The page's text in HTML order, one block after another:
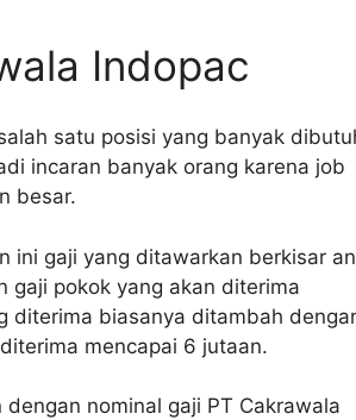
Indopac
satu posisi yang banyak
incaran banyak orang karena job
besar.
ini gaji yang ditawarkan berkisar
gaji pokok yang akan diterima
diterima biasanya ditambah
mencapai 6 jutaan.
nominal gaji PT Cakrawala